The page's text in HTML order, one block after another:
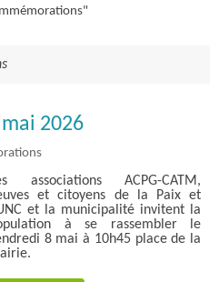
2026
associations ACPG-CATM,
et citoyens de la Paix et
et la municipalité invitent la
à se rassembler le
8 mai à 10h45 place de la